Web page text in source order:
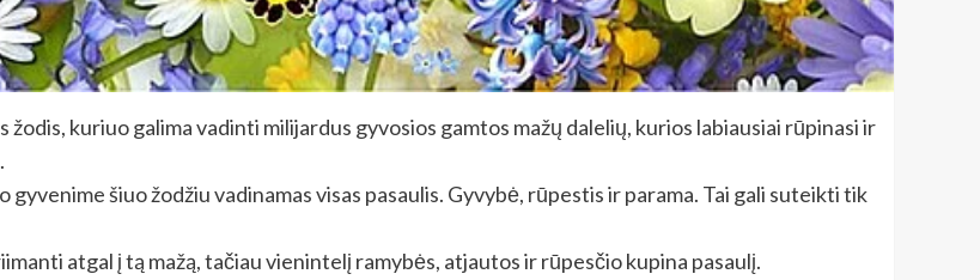
kuriuo galima vadinti milijardus gyvosios gamtos mažų dalelių, kurios labiausiai rūpinasi ir
šiuo žodžiu vadinamas visas pasaulis. Gyvybė, rūpestis ir parama. Tai gali suteikti tik
atgal į tą mažą, tačiau vienintelį ramybės, atjautos ir rūpesčio kupina pasaulį.